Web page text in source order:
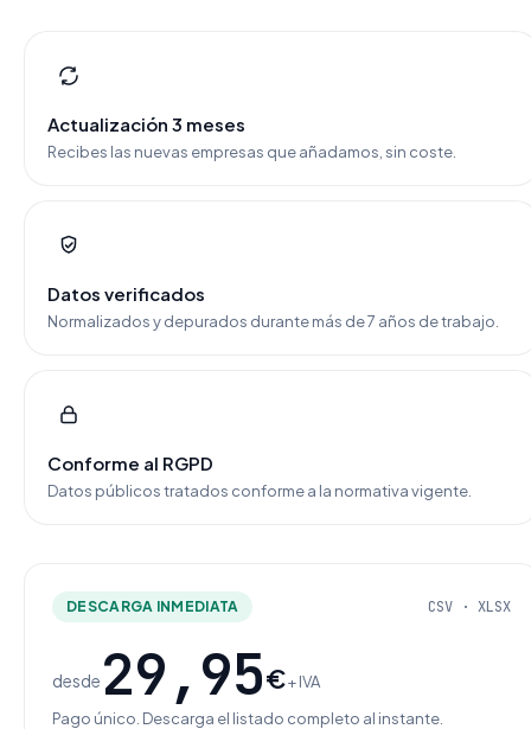
Actualización 3 meses
Recibes las nuevas empresas que añadamos, sin coste.
Datos verificados
Normalizados y depurados durante más de 7 años de trabajo.
Conforme al RGPD
Datos públicos tratados conforme a la normativa vigente.
DESCARGA INMEDIATA CSV · XLSX
desde 29,95€+ IVA
Pago único. Descarga el listado completo al instante.